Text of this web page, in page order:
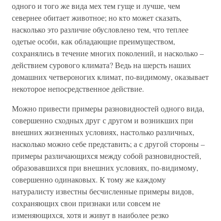
одного и того же вида мех тем гуще и лучше, чем
севернее обитает животное; но кто может сказать,
насколько это различие обусловлено тем, что теплее
одетые особи, как обладающие преимуществом,
сохранялись в течение многих поколений, и насколько –
действием сурового климата? Ведь на шерсть наших
домашних четвероногих климат, по-видимому, оказывает
некоторое непосредственное действие.
Можно привести примеры разновидностей одного вида,
совершенно сходных друг с другом и возникших при
внешних жизненных условиях, настолько различных,
насколько можно себе представить; а с другой стороны –
примеры различающихся между собой разновидностей,
образовавшихся при внешних условиях, по-видимому,
совершенно одинаковых. К тому же каждому
натуралисту известны бесчисленные примеры видов,
сохраняющих свои признаки или совсем не
изменяющихся, хотя и живут в наиболее резко